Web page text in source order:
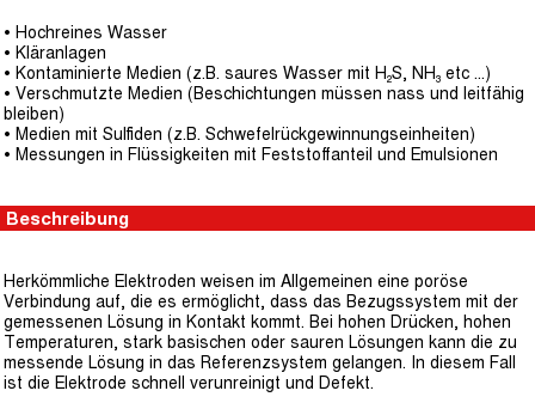
• Hochreines Wasser
• Kläranlagen
• Kontaminierte Medien (z.B. saures Wasser mit H₂S, NH₃ etc ...)
• Verschmutzte Medien (Beschichtungen müssen nass und leitfähig
bleiben)
• Medien mit Sulfiden (z.B. Schwefelrückgewinnungseinheiten)
• Messungen in Flüssigkeiten mit Feststoffanteil und Emulsionen
Beschreibung
Herkömmliche Elektroden weisen im Allgemeinen eine poröse
Verbindung auf, die es ermöglicht, dass das Bezugssystem mit der
gemessenen Lösung in Kontakt kommt. Bei hohen Drücken, hohen
Temperaturen, stark basischen oder sauren Lösungen kann die zu
messende Lösung in das Referenzsystem gelangen. In diesem Fall
ist die Elektrode schnell verunreinigt und Defekt.